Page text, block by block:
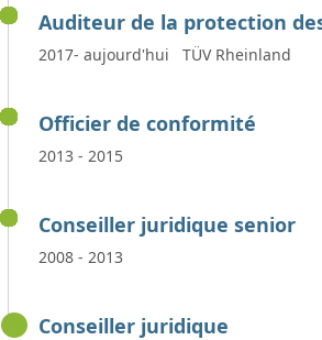
Auditeur de la protection
2017- aujourd'hui TÜV Rheinland
Officier de conformité
2013 - 2015
Conseiller juridique senior
2008 - 2013
Conseiller juridique